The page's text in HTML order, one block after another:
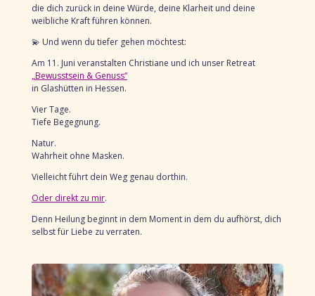
die dich zurück in deine Würde, deine Klarheit und deine
weibliche Kraft führen können.
💫 Und wenn du tiefer gehen möchtest:
Am 11. Juni veranstalten Christiane und ich unser Retreat
„Bewusstsein & Genuss“
in Glashütten in Hessen.
Vier Tage.
Tiefe Begegnung.
Natur.
Wahrheit ohne Masken.
Vielleicht führt dein Weg genau dorthin.
Oder direkt zu mir.
Denn Heilung beginnt in dem Moment in dem du aufhörst, dich
selbst für Liebe zu verraten.